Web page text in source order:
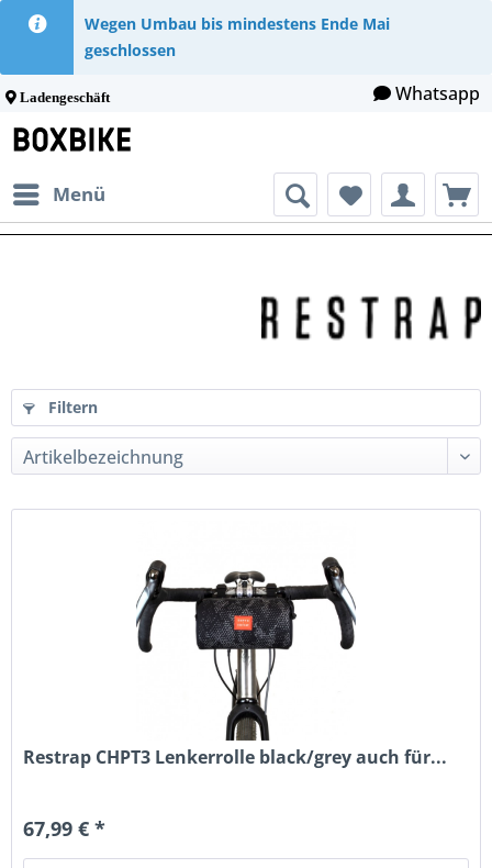
Wegen Umbau bis mindestens Ende Mai
geschlossen
Ladengeschäft Whatsapp
Menü
Filtern
Restrap CHPT3 Lenkerrolle black/grey auch für...
67,99 € *